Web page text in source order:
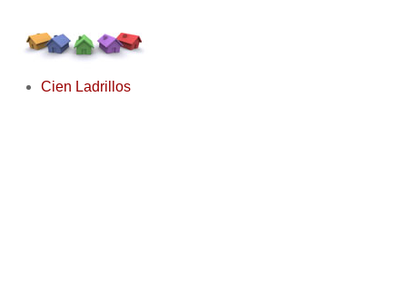
Cien Ladrillos